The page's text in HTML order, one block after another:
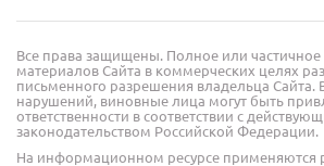
Все права защищены. Полное или
материалов Сайта в коммерческих целях
письменного разрешения владельца Сайта.
нарушений, виновные лица могут быть
ответственности в соответствии с
законодательством Российской Федерации.
На информационном ресурсе применяются